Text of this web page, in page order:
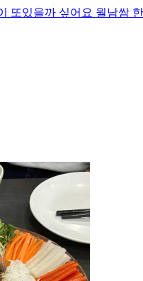
또있을까 싶어요 월남쌈